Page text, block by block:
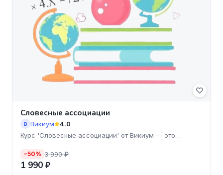
Словесные ассоциации
В Викиум
4.0
Курс 'Словесные ассоциации' от Викиум — это
−50% 3 990 ₽
1 990 ₽